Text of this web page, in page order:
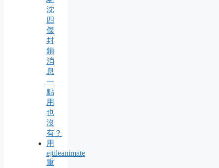
沈
四
傑
封
鎖
消
息
一
點
用
也
沒
有？
用
ejtileanimate
重